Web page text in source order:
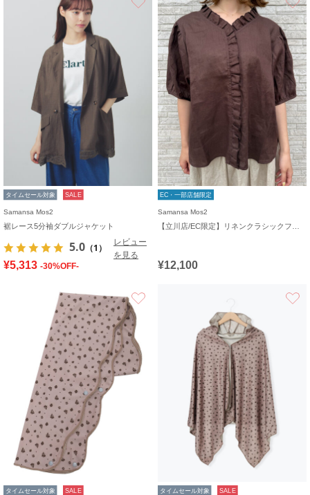
タイムセール対象 SALE
Samansa Mos2
裾レース5分袖ダブルジャケット
5.0 （1）
レビュー
を見る
¥5,313 -30%OFF-
EC・一部店舗限定
Samansa Mos2
¥12,100
タイムセール対象 SALE タイムセール対象 SALE